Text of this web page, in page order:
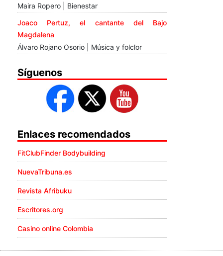
Maira Ropero | Bienestar
Joaco Pertuz, el cantante del Bajo
Magdalena
Álvaro Rojano Osorio | Música y folclor
Síguenos
Enlaces recomendados
FitClubFinder Bodybuilding
NuevaTribuna.es
Revista Afribuku
Escritores.org
Casino online Colombia